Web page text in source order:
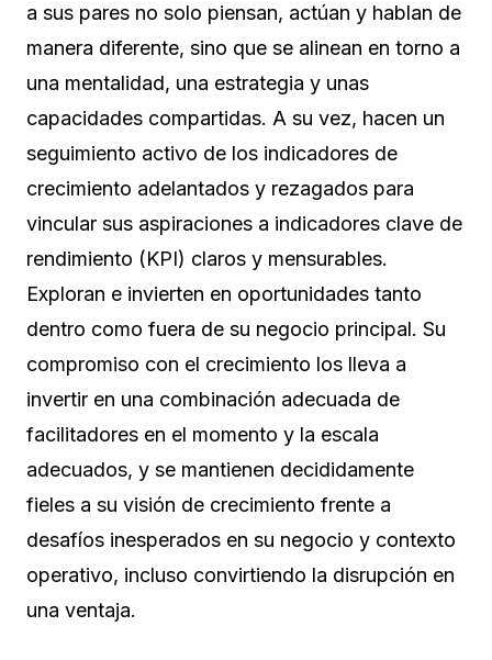
a sus pares no solo piensan, actúan y hablan de
manera diferente, sino que se alinean en torno a
una mentalidad, una estrategia y unas
capacidades compartidas. A su vez, hacen un
seguimiento activo de los indicadores de
crecimiento adelantados y rezagados para
vincular sus aspiraciones a indicadores clave de
rendimiento (KPI) claros y mensurables.
Exploran e invierten en oportunidades tanto
dentro como fuera de su negocio principal. Su
compromiso con el crecimiento los lleva a
invertir en una combinación adecuada de
facilitadores en el momento y la escala
adecuados, y se mantienen decididamente
fieles a su visión de crecimiento frente a
desafíos inesperados en su negocio y contexto
operativo, incluso convirtiendo la disrupción en
una ventaja.